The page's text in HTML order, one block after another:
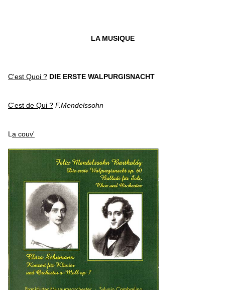
LA MUSIQUE
C'est Quoi ? DIE ERSTE WALPURGISNACHT
C'est de Qui ? F.Mendelssohn
L a couv'